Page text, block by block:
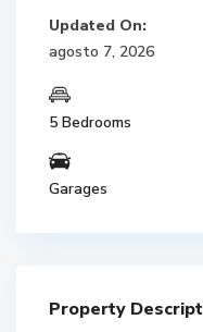
Updated On:
agosto 7, 2026
5 Bedrooms
Garages
Property